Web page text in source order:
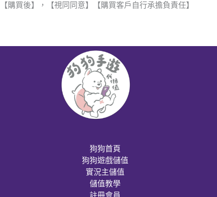
【購買後】，【視同同意】【購買客戶自行承擔負責任】
狗狗首頁
狗狗遊戲儲值
實況主儲值
儲值教學
註冊會員